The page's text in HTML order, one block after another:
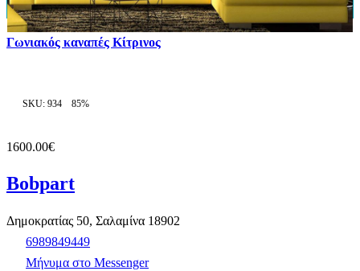
Γωνιακός καναπές Κίτρινος
SKU: 934 85%
1600.00€
Bobpart
Δημοκρατίας 50, Σαλαμίνα 18902
6989849449
Μήνυμα στο Messenger